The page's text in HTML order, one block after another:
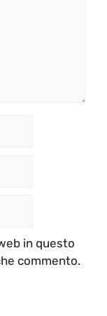
in questo
commento.